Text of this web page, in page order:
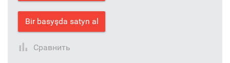
Bir basyşda satyn al
Сравнить